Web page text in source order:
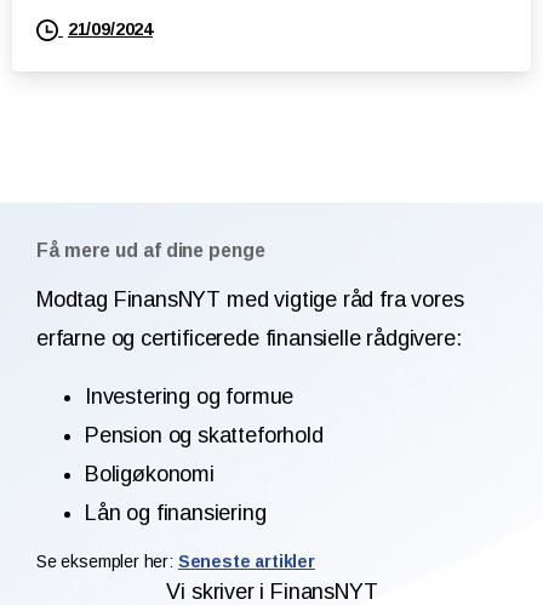
21/09/2024
Få mere ud af dine penge
Modtag FinansNYT med vigtige råd fra vores
erfarne og certificerede finansielle rådgivere:
Investering og formue
Pension og skatteforhold
Boligøkonomi
Lån og finansiering
Se eksempler her: Seneste artikler
Vi skriver i FinansNYT